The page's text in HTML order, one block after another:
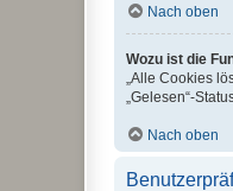
Nach oben
Wozu ist die
„Alle Cookies
„Gelesen“-
Nach oben